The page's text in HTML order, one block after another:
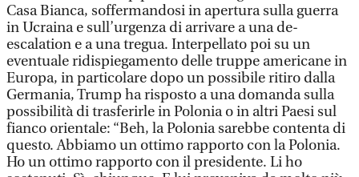
Casa Bianca, soffermandosi in apertura sulla guerra
in Ucraina e sull’urgenza di arrivare a una de-
escalation e a una tregua. Interpellato poi su un
eventuale ridispiegamento delle truppe americane in
Europa, in particolare dopo un possibile ritiro dalla
Germania, Trump ha risposto a una domanda sulla
possibilità di trasferirle in Polonia o in altri Paesi sul
fianco orientale: “Beh, la Polonia sarebbe contenta di
questo. Abbiamo un ottimo rapporto con la Polonia.
Ho un ottimo rapporto con il presidente. Li ho